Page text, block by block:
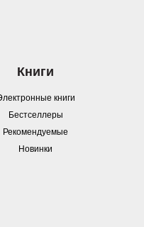
Книги
книги
Бестселлеры
Рекомендуемые
Новинки